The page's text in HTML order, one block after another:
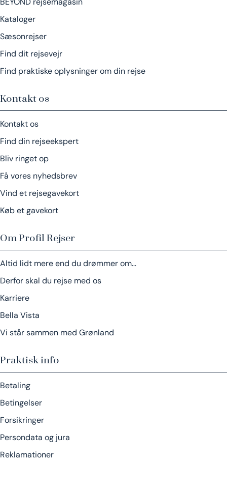
Kataloger
Sæsonrejser
Find dit rejsevejr
Find praktiske oplysninger om din rejse
Kontakt os
Kontakt os
Find din rejseekspert
Bliv ringet op
Få vores nyhedsbrev
Vind et rejsegavekort
Køb et gavekort
Om Profil Rejser
Altid lidt mere end du drømmer om…
Derfor skal du rejse med os
Karriere
Bella Vista
Vi står sammen med Grønland
Praktisk info
Betaling
Betingelser
Forsikringer
Persondata og jura
Reklamationer